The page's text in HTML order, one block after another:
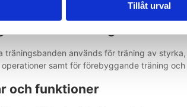
Tillåt urval
är viktigt.
träningsbanden används för träning av
samt för förebyggande träning
och funktioner